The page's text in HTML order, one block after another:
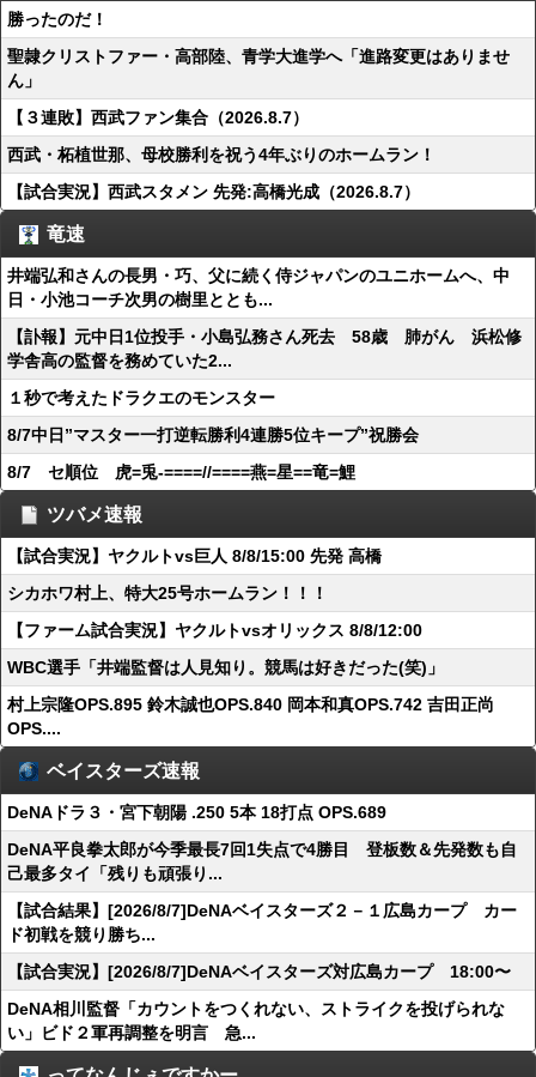
勝ったのだ！
聖隷クリストファー・高部陸、青学大進学へ「進路変更はありませ
ん」
【３連敗】西武ファン集合（2026.8.7）
西武・柘植世那、母校勝利を祝う4年ぶりのホームラン！
【試合実況】西武スタメン 先発:高橋光成（2026.8.7）
竜速
井端弘和さんの長男・巧、父に続く侍ジャパンのユニホームへ、中
日・小池コーチ次男の樹里ととも...
【訃報】元中日1位投手・小島弘務さん死去 58歳 肺がん 浜松修
学舎高の監督を務めていた2...
１秒で考えたドラクエのモンスター
8/7中日”マスター一打逆転勝利4連勝5位キープ”祝勝会
8/7 セ順位 虎=兎-====//====燕=星==竜=鯉
ツバメ速報
【試合実況】ヤクルトvs巨人 8/8/15:00 先発 高橋
シカホワ村上、特大25号ホームラン！！！
【ファーム試合実況】ヤクルトvsオリックス 8/8/12:00
WBC選手「井端監督は人見知り。競馬は好きだった(笑)」
村上宗隆OPS.895 鈴木誠也OPS.840 岡本和真OPS.742 吉田正尚
OPS....
ベイスターズ速報
DeNAドラ３・宮下朝陽 .250 5本 18打点 OPS.689
DeNA平良拳太郎が今季最長7回1失点で4勝目 登板数＆先発数も自
己最多タイ「残りも頑張り...
【試合結果】[2026/8/7]DeNAベイスターズ２－１広島カープ カー
ド初戦を競り勝ち...
【試合実況】[2026/8/7]DeNAベイスターズ対広島カープ 18:00〜
DeNA相川監督「カウントをつくれない、ストライクを投げられな
い」ビド２軍再調整を明言 急...